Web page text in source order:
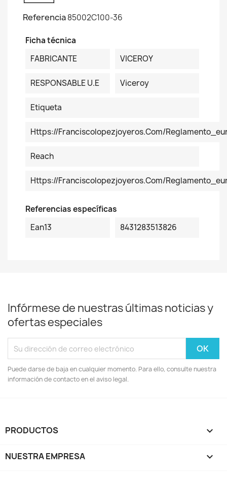
Referencia85002C100-36
Ficha técnica
FABRICANTE
VICEROY
RESPONSABLE U.E Viceroy
Etiqueta
Https://franciscolopezjoyeros.com/
Reach
Https://franciscolopezjoyeros.com/
Referencias específicas
Ean13
8431283513826
Infórmese de nuestras últimas noticias y
ofertas especiales
Puede darse de baja en cualquier momento. Para ello, consulte nuestra
información de contacto en el aviso legal.
PRODUCTOS 
NUESTRA EMPRESA 